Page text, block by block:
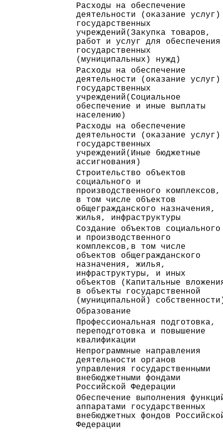
Расходы на обеспечение
деятельности (оказание услуг)
государственных
учреждений(Закупка товаров,
работ и услуг для обеспечения
государственных
(муниципальных) нужд)
Расходы на обеспечение
деятельности (оказание услуг)
государственных
учреждений(Социальное
обеспечение и иные выплаты
населению)
Расходы на обеспечение
деятельности (оказание услуг)
государственных
учреждений(Иные бюджетные
ассигнования)
Строительство объектов
социального и
производственного комплексов,
в том числе объектов
общегражданского назначения,
жилья, инфраструктуры
Создание объектов социального
и производственного
комплексов,в том числе
объектов общегражданского
назначения, жилья,
инфраструктуры, и иных
объектов (Капитальные
в объекты государственной
(муниципальной)
Образование
Профессиональная подготовка,
переподготовка и повышение
квалификации
Непрограммные направления
деятельности органов
управления государственными
внебюджетными фондами
Российской Федерации
Обеспечение выполнения
аппаратами государственных
внебюджетных фондов
Федерации